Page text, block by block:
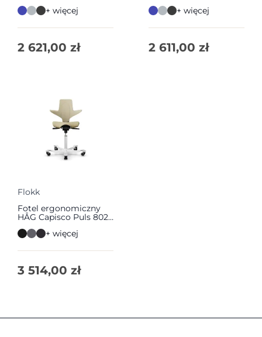
+ więcej
2 621,00 zł
+ więcej
2 611,00 zł
Flokk
Fotel ergonomiczny
HÅG Capisco Puls 8020
+ więcej
3 514,00 zł